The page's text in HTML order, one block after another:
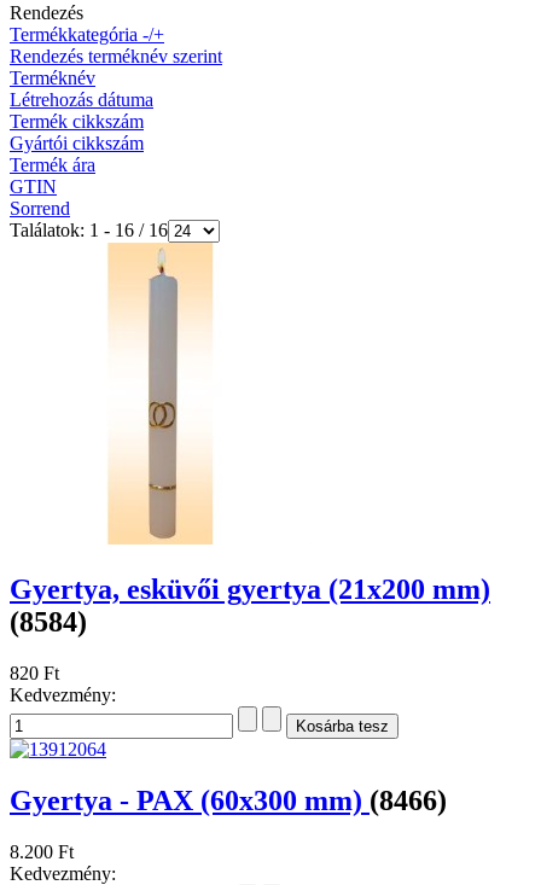
Rendezés
Termékkategória -/+
Rendezés terméknév szerint
Terméknév
Létrehozás dátuma
Termék cikkszám
Gyártói cikkszám
Termék ára
GTIN
Sorrend
Találatok: 1 - 16 / 16
Gyertya, esküvői gyertya (21x200 mm)
(8584)
820 Ft
Kedvezmény:
Gyertya - PAX (60x300 mm) (8466)
8.200 Ft
Kedvezmény: